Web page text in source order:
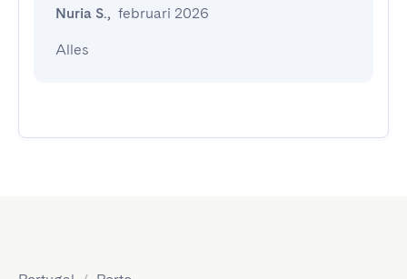
Nuria S., februari 2026
Alles